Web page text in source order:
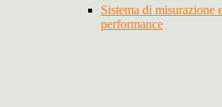
Sistema di misurazione
performance